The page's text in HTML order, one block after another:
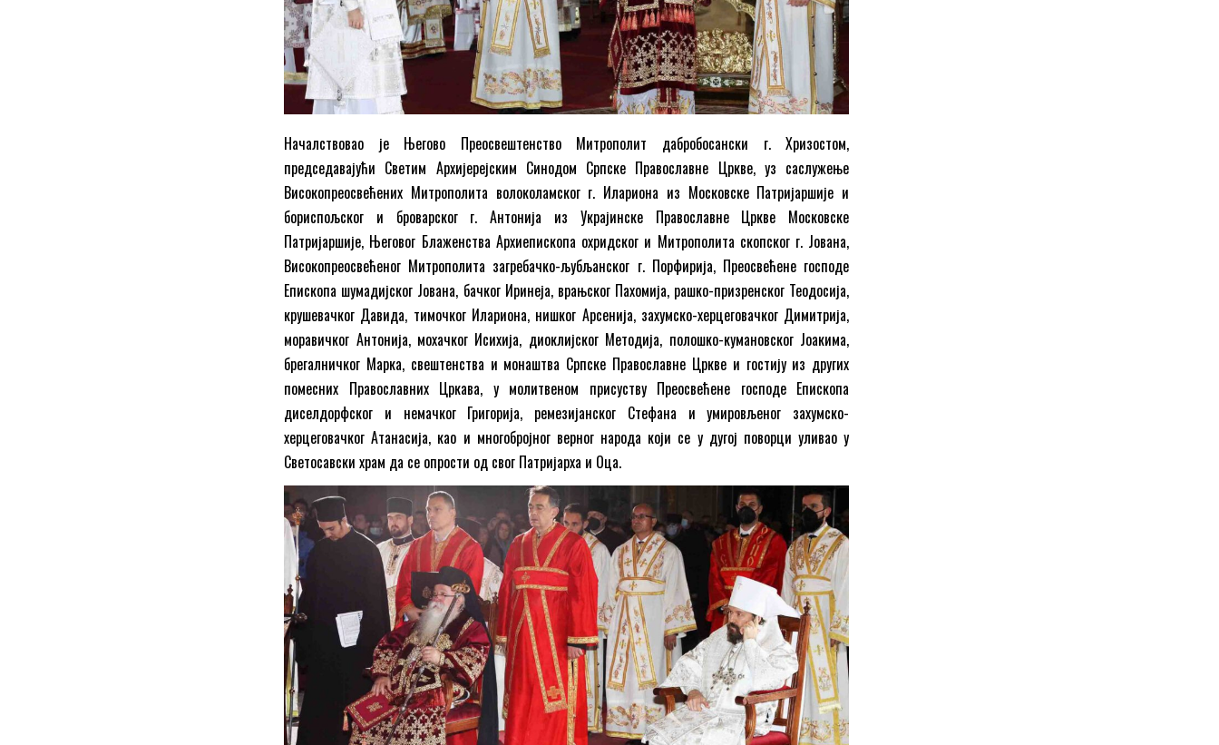
Началствовао је Његово Преосвештенство Митрополит дабробосански г. Хризостом,
председавајући Светим Архијерејским Синодом Српске Православне Цркве, уз саслужење
Високопреосвећених Митрополита волоколамског г. Илариона из Московске Патријаршије и
бориспољског и броварског г. Антонија из Украјинске Православне Цркве Московске
Патријаршије, Његовог Блаженства Архиепископа охридског и Митрополита скопског г. Јована,
Високопреосвећеног Митрополита загребачко-љубљанског г. Порфирија, Преосвећене господе
Епископа шумадијског Јована, бачког Иринеја, врањског Пахомија, рашко-призренског Теодосија,
крушевачког Давида, тимочког Илариона, нишког Арсенија, захумско-херцеговачког Димитрија,
моравичког Антонија, мохачког Исихија, диоклијског Методија, полошко-кумановског Јоакима,
брегалничког Марка, свештенства и монаштва Српске Православне Цркве и гостију из других
помесних Православних Цркава, у молитвеном присуству Преосвећене господе Епископа
диселдорфског и немачког Григорија, ремезијанског Стефана и умировљеног захумско-
херцеговачког Атанасија, као и многобројног верног народа који се у дугој поворци уливао у
Светосавски храм да се опрости од свог Патријарха и Оца.